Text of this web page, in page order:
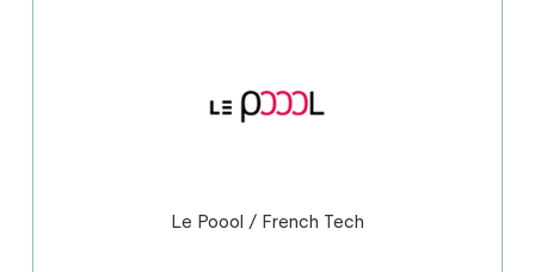
Le Poool / French Tech